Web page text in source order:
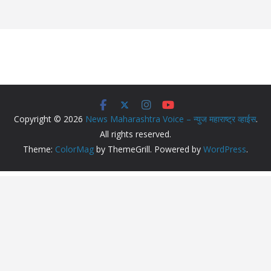
Copyright © 2026 News Maharashtra Voice – न्युज महाराष्ट्र व्हाईस.
All rights reserved.
Theme: ColorMag by ThemeGrill. Powered by WordPress.